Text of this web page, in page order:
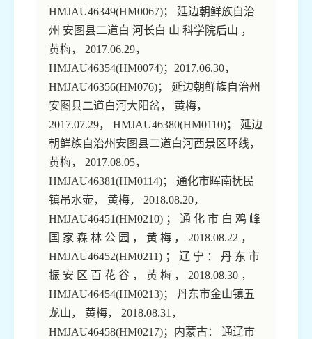
HMJAU46349(HM0067)； 延边朝鲜族自治
州 安图县二道白 河长白 山 科学院后山 ，
黄梅， 2017.06.29，
HMJAU46354(HM0074)；2017.06.30，
HMJAU46356(HM076)； 延边朝鲜族自治州
安图县二道白河大阳岔， 黄梅，
2017.07.29， HMJAU46380(HM0110)； 延边
朝鲜族自治州安图县二道白河西景区环线，
黄梅， 2017.08.05，
HMJAU46381(HM0114)； 通化市晖南抚民
镇吊水壶， 黄梅， 2018.08.20，
HMJAU46451(HM0210) ； 通 化 市 白 鸡 峰
国 家 森 林 公 园 ， 黄 梅 ， 2018.08.22 ，
HMJAU46452(HM0211) ； 辽 宁 ： 丹 东 市
振 安 区 百 花 谷 ， 黄 梅 ， 2018.08.30 ，
HMJAU46454(HM0213)； 丹东市金山镇五
龙山， 黄梅， 2018.08.31，
HMJAU46458(HM0217)；内蒙古： 通辽市